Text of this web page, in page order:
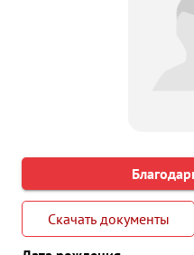
Скачать документы